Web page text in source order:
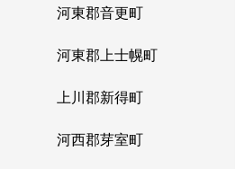
河東郡音更町
河東郡上士幌町
上川郡新得町
河西郡芽室町